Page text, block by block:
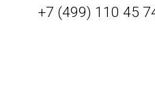
+7 (499) 110 45